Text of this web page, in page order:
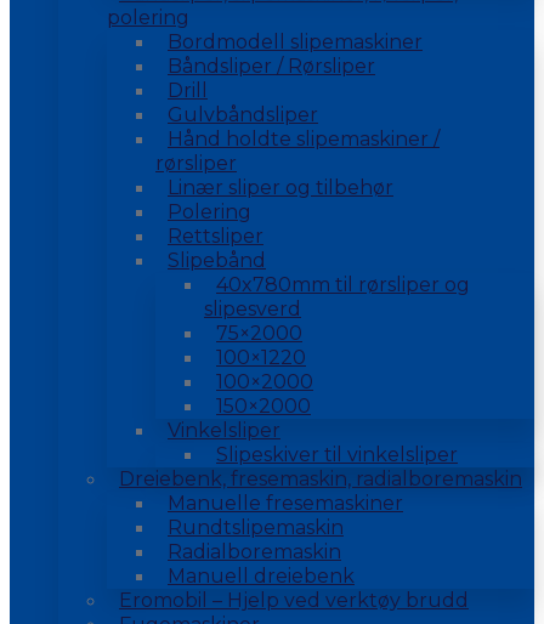
polering
Bordmodell slipemaskiner
Båndsliper / Rørsliper
Drill
Gulvbåndsliper
Hånd holdte slipemaskiner /
rørsliper
Linær sliper og tilbehør
Polering
Rettsliper
Slipebånd
40x780mm til rørsliper og
slipesverd
75×2000
100×1220
100×2000
150×2000
Vinkelsliper
Slipeskiver til vinkelsliper
Dreiebenk, fresemaskin, radialboremaskin
Manuelle fresemaskiner
Rundtslipemaskin
Radialboremaskin
Manuell dreiebenk
Eromobil – Hjelp ved verktøy brudd